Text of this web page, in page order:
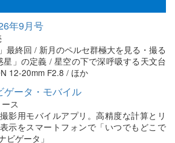
年9月号
最終回 / 新月のペルセ群極大を見る・撮る
星」の定義 / 星空の下で深呼吸する天文台
12-20mm F2.8 / ほか
ゲータ・モバイル
ス
影用モバイルアプリ。高精度な計算とリ
示をスマートフォンで「いつでもどこで
ビゲータ」